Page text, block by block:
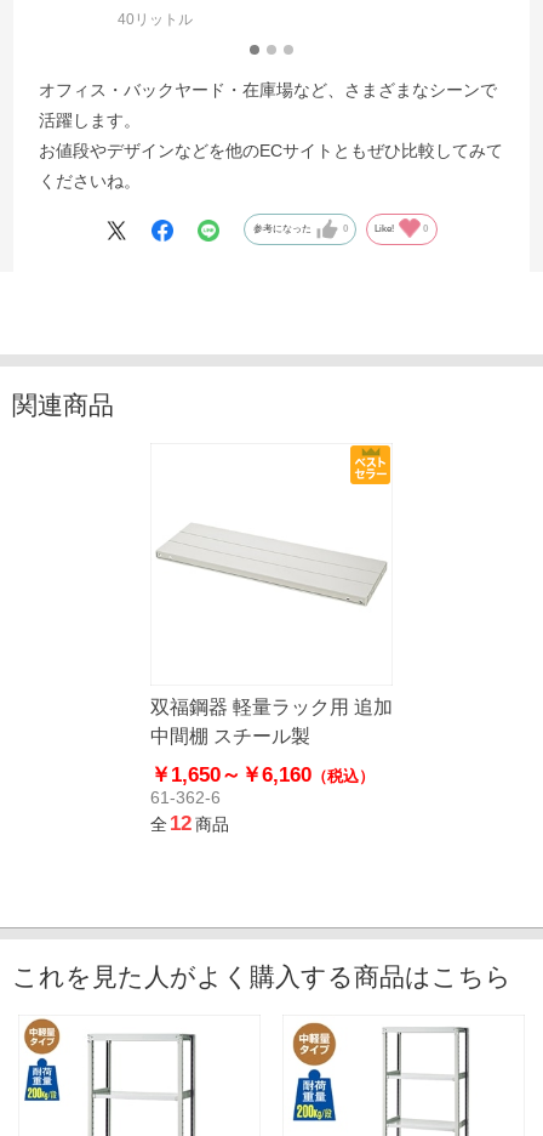
40リットル
オフィス・バックヤード・在庫場など、さまざまなシーンで
活躍します。
お値段やデザインなどを他のECサイトともぜひ比較してみて
くださいね。
参考になった 0 Like! 0
関連商品
双福鋼器 軽量ラック用 追加
中間棚 スチール製
￥1,650～ ￥6,160（税込）
61-362-6
全12商品
これを見た人がよく購入する商品はこちら